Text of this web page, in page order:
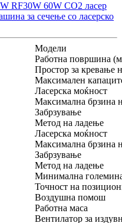
RF30W 60W CO2 ласер
за сечење со ласерско
Модели
Работна површина
Простор за кревање
Максимален
Ласерска моќност
Максимална брзина
Забрзување
Метод на ладење
Ласерска моќност
Максимална брзина
Забрзување
Метод на ладење
Минимална
Точност на
Воздушна помош
Работна маса
Вентилатор за